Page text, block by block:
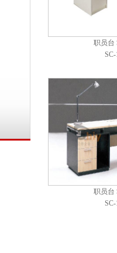
职员台
职员台